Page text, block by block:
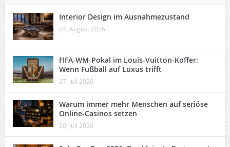
Interior Design im Ausnahmezustand
04. August 2026
FIFA-WM-Pokal im Louis-Vuitton-Koffer:
Wenn Fußball auf Luxus trifft
27. Juli 2026
Warum immer mehr Menschen auf seriöse
Online-Casinos setzen
20. Juli 2026